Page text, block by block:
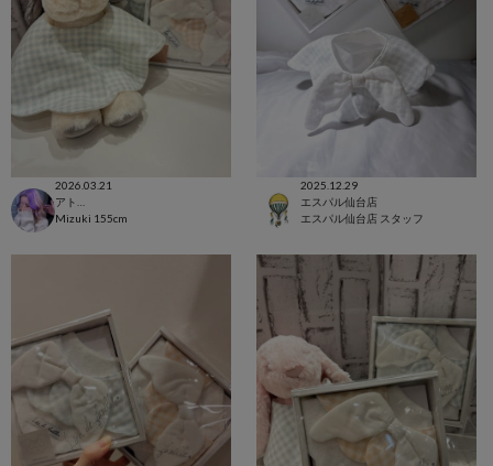
2026.03.21
Mizuki 155cm
2025.12.29
エスパル仙台店
エスパル仙台店 スタッフ